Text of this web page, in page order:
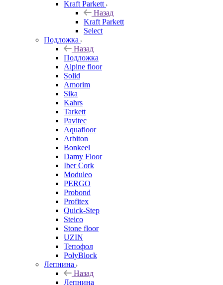
Kraft Parkett
Назад
Kraft Parkett
Select
Подложка
Назад
Подложка
Alpine floor
Solid
Amorim
Sika
Kahrs
Tarkett
Pavitec
Aquafloor
Arbiton
Bonkeel
Damy Floor
Iber Cork
Moduleo
PERGO
Probond
Profitex
Quick-Step
Steico
Stone floor
UZIN
Тепофол
PolyBlock
Лепнина
Назад
Лепнина